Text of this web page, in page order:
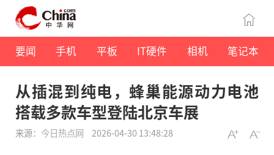
要闻 手机 平板 IT硬件 相机 笔记本
从插混到纯电，蜂巢能源动力电池
搭载多款车型登陆北京车展
来源： 今日热点网 2026-04-30 13:48:28